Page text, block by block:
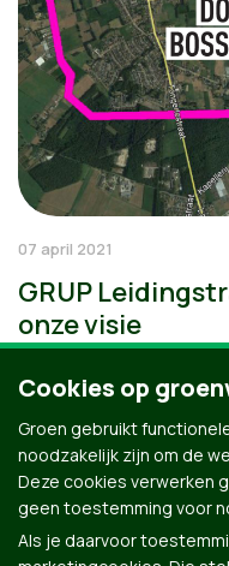
07 april 2021
GRUP
onze visie
Cookies op
Groen gebruikt
noodzakelijk zijn om de
Deze cookies verwerken
geen toestemming voor
Als je daarvoor